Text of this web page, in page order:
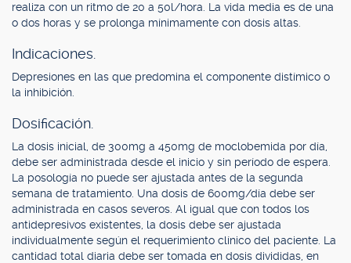
realiza con un ritmo de 20 a 50l/hora. La vida media es de una
o dos horas y se prolonga mínimamente con dosis altas.
Indicaciones.
Depresiones en las que predomina el componente distímico o
la inhibición.
Dosificación.
La dosis inicial, de 300mg a 450mg de moclobemida por día,
debe ser administrada desde el inicio y sin período de espera.
La posología no puede ser ajustada antes de la segunda
semana de tratamiento. Una dosis de 600mg/día debe ser
administrada en casos severos. Al igual que con todos los
antidepresivos existentes, la dosis debe ser ajustada
individualmente según el requerimiento clínico del paciente. La
cantidad total diaria debe ser tomada en dosis divididas, en